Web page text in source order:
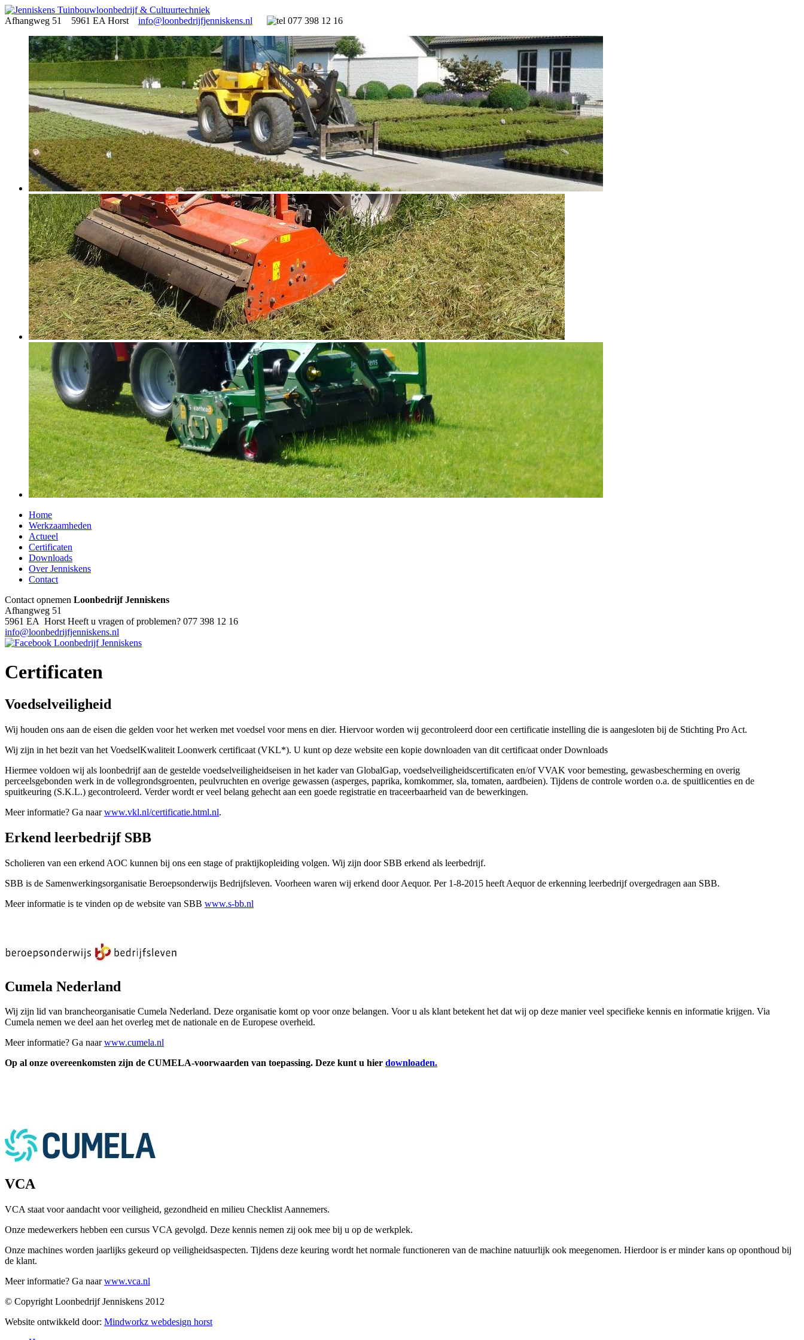
Afhangweg 51 5961 EA Horst info@loonbedrijfjenniskens.nl 077 398 12 16
Home
Werkzaamheden
Actueel
Certificaten
Downloads
Over Jenniskens
Contact
Contact opnemen Loonbedrijf Jenniskens
Afhangweg 51
5961 EA Horst Heeft u vragen of problemen? 077 398 12 16
info@loonbedrijfjenniskens.nl
Certificaten
Voedselveiligheid
Wij houden ons aan de eisen die gelden voor het werken met voedsel voor mens en dier. Hiervoor worden wij gecontroleerd door een certificatie instelling die is aangesloten bij de Stichting Pro Act.
Wij zijn in het bezit van het VoedselKwaliteit Loonwerk certificaat (VKL*). U kunt op deze website een kopie downloaden van dit certificaat onder Downloads
Hiermee voldoen wij als loonbedrijf aan de gestelde voedselveiligheidseisen in het kader van GlobalGap, voedselveiligheidscertificaten en/of VVAK voor bemesting, gewasbescherming en overig
perceelsgebonden werk in de vollegrondsgroenten, peulvruchten en overige gewassen (asperges, paprika, komkommer, sla, tomaten, aardbeien). Tijdens de controle worden o.a. de spuitlicenties en de
spuitkeuring (S.K.L.) gecontroleerd. Verder wordt er veel belang gehecht aan een goede registratie en traceerbaarheid van de bewerkingen.
Meer informatie? Ga naarwww.vkl.nl/certificatie.html.nl.
Erkend leerbedrijf SBB
Scholieren van een erkend AOC kunnen bij ons een stage of praktijkopleiding volgen. Wij zijn door SBB erkend als leerbedrijf.
SBB is de Samenwerkingsorganisatie Beroepsonderwijs Bedrijfsleven. Voorheen waren wij erkend door Aequor. Per 1-8-2015 heeft Aequor de erkenning leerbedrijf overgedragen aan SBB.
Meer informatie is te vinden op de website van SBB www.s-bb.nl
Cumela Nederland
Wij zijn lid van brancheorganisatie Cumela Nederland. Deze organisatie komt op voor onze belangen. Voor u als klant betekent het dat wij op deze manier veel specifieke kennis en informatie krijgen. Via
Cumela nemen we deel aan het overleg met de nationale en de Europese overheid.
Meer informatie? Ga naarwww.cumela.nl
Op al onze overeenkomsten zijn de CUMELA-voorwaarden van toepassing. Deze kunt u hier downloaden.
VCA
VCA staat voor aandacht voor veiligheid, gezondheid en milieu Checklist Aannemers.
Onze medewerkers hebben een cursus VCA gevolgd. Deze kennis nemen zij ook mee bij u op de werkplek.
Onze machines worden jaarlijks gekeurd op veiligheidsaspecten. Tijdens deze keuring wordt het normale functioneren van de machine natuurlijk ook meegenomen. Hierdoor is er minder kans op oponthoud bij
de klant.
Meer informatie? Ga naarwww.vca.nl
© Copyright Loonbedrijf Jenniskens 2012
Website ontwikkeld door: Mindworkz webdesign horst